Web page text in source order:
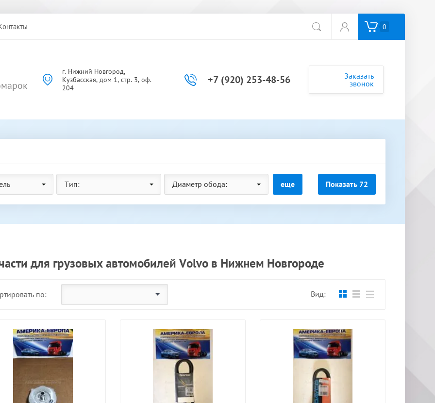
0
г. Нижний Новгород,
Кузбасская, дом 1, стр. 3, оф.
204
+7 (920) 253-48-56
Заказать
звонок
Тип: Диаметр обода: еще Показать 72
для грузовых автомобилей Volvo в Нижнем Новгороде
по: Вид: